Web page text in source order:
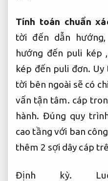
Tính toán chuẩn
tời đến dẫn hướng,
hướng đến puli kép ,
kép đến puli đơn. Uy
tời bên ngoài sẽ có
vấn tận tâm. cáp
hành. Đúng quy
cao tầng với ban
thêm 2 sợi dây cáp
Định kỳ.